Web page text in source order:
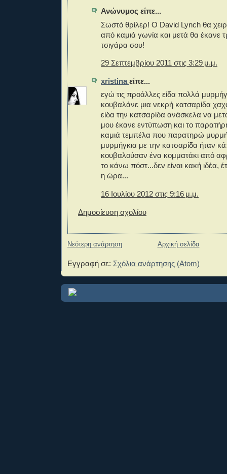
Ανώνυμος είπε...
Σωστό θρίλερ! Ο David Lynch θα
από καμιά γωνία και μετά θα έκανε
τσιγάρα σου!
29 Σεπτεμβρίου 2011 στις 3:29 μ.μ.
xristinaείπε...
εγώ τις προάλλες είδα πολλά
κουβαλάνε μια νεκρή κατσαρίδα
είδα την κατσαρίδα ανάσκελα να
μου έκανε εντύπωση και το
καμιά τεμπέλα που παρατηρώ
μυρμήγκια με την κατσαρίδα ήταν
κουβαλούσαν ένα κομματάκι από
το κάνω πόστ...δεν είναι κακή ιδέα,
η ώρα...
16 Ιουλίου 2012 στις 9:16 μ.μ.
Δημοσίευση σχολίου
Νεότερη ανάρτηση Αρχική σελίδα
Εγγραφή σε: Σχόλια ανάρτησης (Atom)